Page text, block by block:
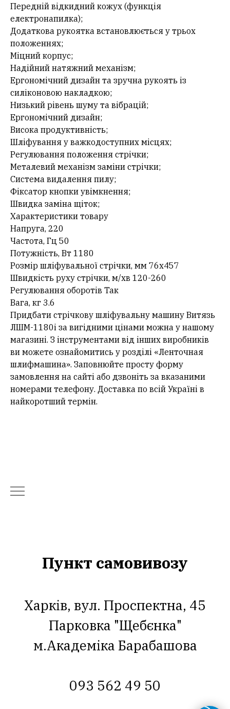
Передній відкидний кожух (функція
електронапилка);
Додаткова рукоятка встановлюється у трьох
положеннях;
Міцний корпус;
Надійний натяжний механізм;
Ергономічний дизайн та зручна рукоять із
силіконовою накладкою;
Низький рівень шуму та вібрацій;
Ергономічний дизайн;
Висока продуктивність;
Шліфування у важкодоступних місцях;
Регулювання положення стрічки;
Металевий механізм заміни стрічки;
Система видалення пилу;
Фіксатор кнопки увімкнення;
Швидка заміна щіток;
Характеристики товару
Напруга, 220
Частота, Гц 50
Потужність, Вт 1180
Розмір шліфувальної стрічки, мм 76x457
Швидкість руху стрічки, м/хв 120-260
Регулювання оборотів Так
Вага, кг 3.6
Придбати стрічкову шліфувальну машину Витязь
ЛШМ-1180і за вигідними цінами можна у нашому
магазині. З інструментами від інших виробників
ви можете ознайомитись у розділі «Ленточная
шлифмашина». Заповнюйте просту форму
замовлення на сайті або дзвоніть за вказаними
номерами телефону. Доставка по всій Україні в
найкоротший термін.
Пункт самовивозу
Харків, вул. Проспектна, 45
Парковка "Щебєнка"
м.Академіка Барабашова
093 562 49 50